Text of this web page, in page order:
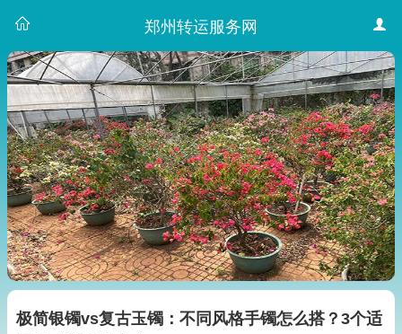
郑州转运服务网
极简银镯vs复古玉镯：不同风格手镯怎么搭？3个适